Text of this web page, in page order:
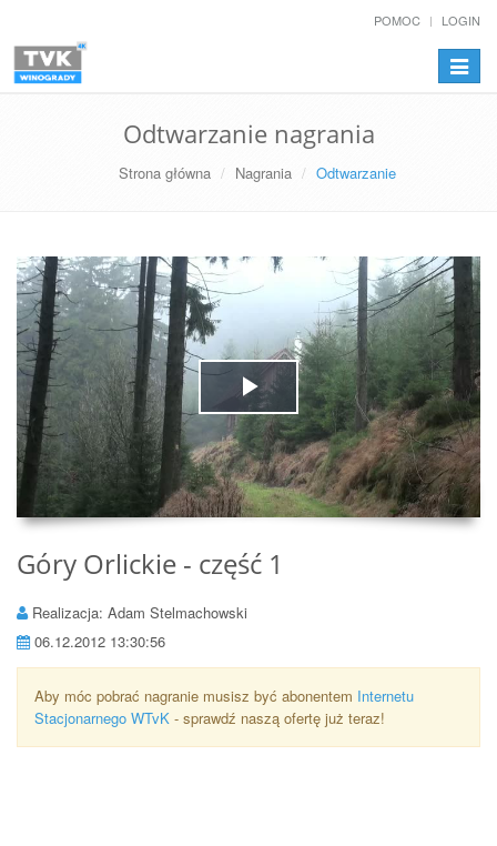
POMOC LOGIN
Odtwarzanie nagrania
Strona główna Nagrania Odtwarzanie
Play
Video
Góry Orlickie - część 1
Realizacja: Adam Stelmachowski
06.12.2012 13:30:56
Aby móc pobrać nagranie musisz być abonentem Internetu
Stacjonarnego WTvK - sprawdź naszą ofertę już teraz!